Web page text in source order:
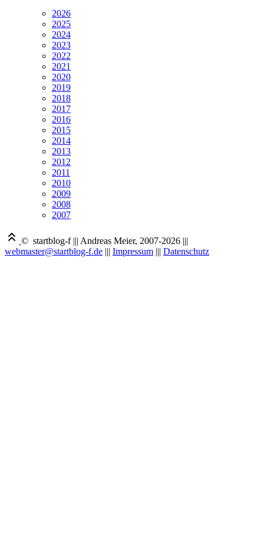
2026
2025
2024
2023
2022
2021
2020
2019
2018
2017
2016
2015
2014
2013
2012
2011
2010
2009
2008
2007
© startblog-f ||| Andreas Meier, 2007-2026 |||
webmaster@startblog-f.de ||| Impressum ||| Datenschutz